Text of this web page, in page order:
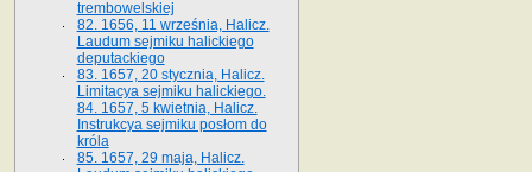
trembowelskiej
82. 1656, 11 września, Halicz.
Laudum sejmiku halickiego
deputackiego
83. 1657, 20 stycznia, Halicz.
Limitacya sejmiku halickiego.
84. 1657, 5 kwietnia, Halicz.
Instrukcya sejmiku posłom do
króla
85. 1657, 29 maja, Halicz.